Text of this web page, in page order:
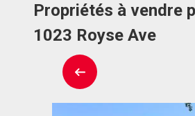
Propriétés à vendre
1023 Royse Ave